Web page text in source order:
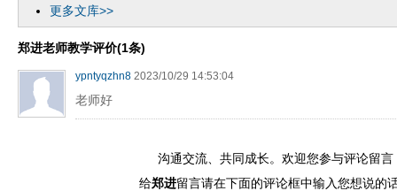
更多文库>>
郑进老师教学评价(1条)
ypntyqzhn8 2023/10/29 14:53:04
老师好
沟通交流、共同成长。欢迎您参与评论留言
给郑进留言请在下面的评论框中输入您想说的